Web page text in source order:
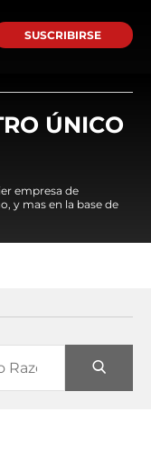
SUSCRIBIRSE
ÚNICO
empresa de
y mas en la base de